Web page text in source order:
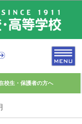
校生・保護者の方へ